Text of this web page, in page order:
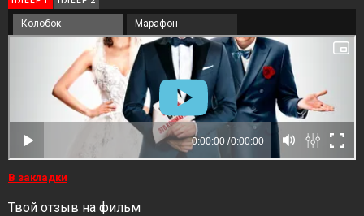
Колобок Марафон
В закладки
Твой отзыв на фильм